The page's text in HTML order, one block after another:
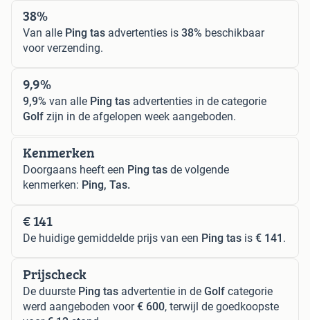
38%
Van alle Ping tas advertenties is 38% beschikbaar
voor verzending.
9,9%
9,9% van alle Ping tas advertenties in de categorie
Golf zijn in de afgelopen week aangeboden.
Kenmerken
Doorgaans heeft een Ping tas de volgende
kenmerken: Ping, Tas.
€ 141
De huidige gemiddelde prijs van een Ping tas is € 141 .
Prijscheck
De duurste Ping tas advertentie in de Golf categorie
werd aangeboden voor€ 600, terwijl de goedkoopste